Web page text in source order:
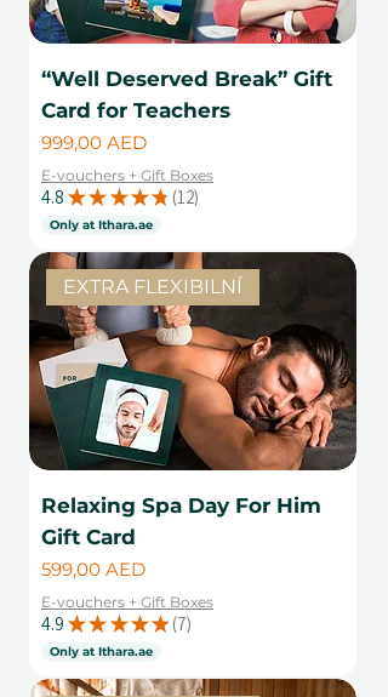
“Well Deserved Break” Gift
Card for Teachers
Cena
999,00 AED
E-vouchers + Gift Boxes
4.8 ★ ★ ★ ★ ★ 12
12
Only at Ithara.ae
EXTRA FLEXIBILNÍ
Relaxing Spa Day For Him
Gift Card
Cena
599,00 AED
E-vouchers + Gift Boxes
4.9 ★ ★ ★ ★ ★ 7
7
Only at Ithara.ae